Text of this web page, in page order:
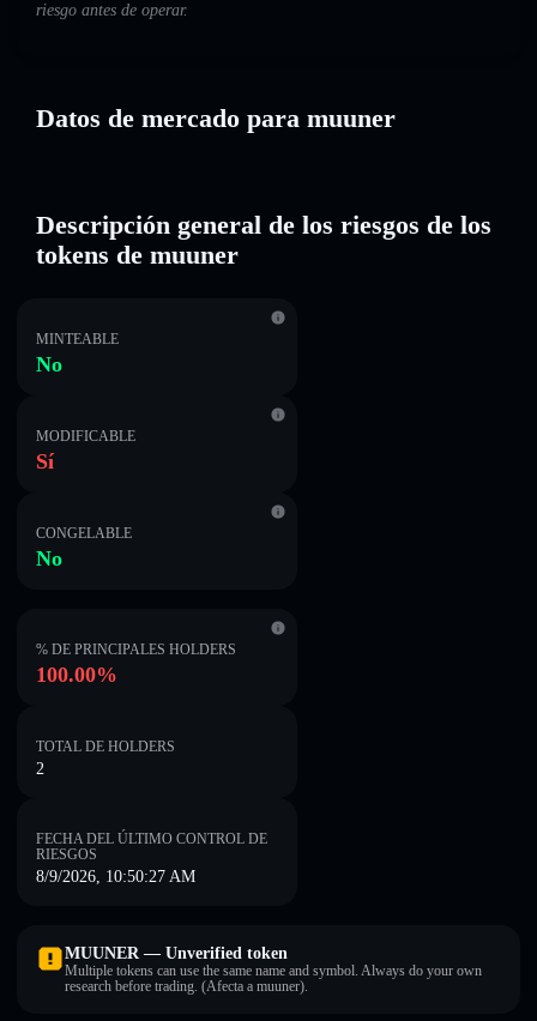
riesgo antes de operar.
Datos de mercado para muuner
Descripción general de los riesgos de los
tokens de muuner
MINTEABLE
No
MODIFICABLE
Sí
CONGELABLE
No
% DE PRINCIPALES HOLDERS
100.00%
TOTAL DE HOLDERS
2
FECHA DEL ÚLTIMO CONTROL DE
RIESGOS
8/9/2026, 10:50:27 AM
MUUNER — Unverified token
Multiple tokens can use the same name and symbol. Always do your own
research before trading. (Afecta a muuner).